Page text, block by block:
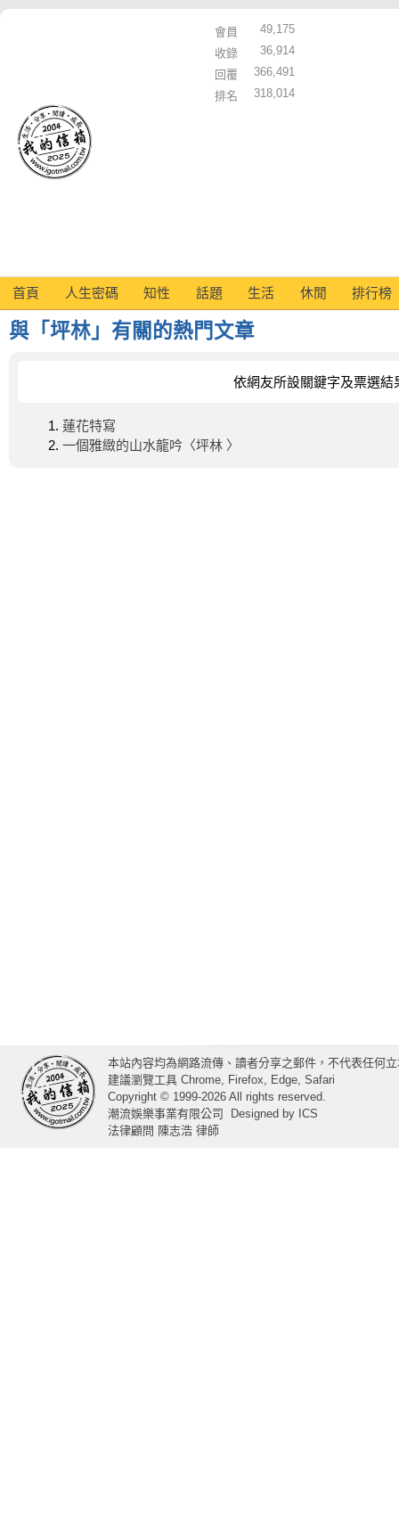
會員
49,175
收錄
36,914
回覆
366,491
排名
318,014
首頁 人生密碼 知性 話題 生活 休閒 排行榜
與「坪林」有關的熱門文章
依網友所設關鍵字及票選結
蓮花特寫
一個雅緻的山水龍吟〈坪林 〉
本站內容均為網路流傳、讀者分享之郵件，不代表任何
建議瀏覽工具 Chrome, Firefox, Edge, Safari
Copyright © 1999-2026 All rights reserved.
潮流娛樂事業有限公司
Designed by ICS
法律顧問 陳志浩 律師